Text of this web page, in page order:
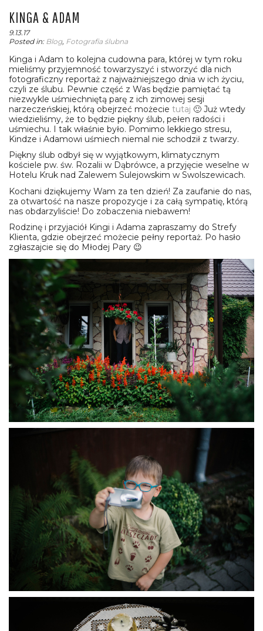
KINGA & ADAM
9.13.17
Posted in: Blog, Fotografia ślubna
Kinga i Adam to kolejna cudowna para, której w tym roku
mieliśmy przyjemność towarzyszyć i stworzyć dla nich
fotograficzny reportaż z najważniejszego dnia w ich życiu,
czyli ze ślubu. Pewnie część z Was będzie pamiętać tą
niezwykle uśmiechniętą parę z ich zimowej sesji
narzeczeńskiej, którą obejrzeć możecie tutaj 🙂 Już wtedy
wiedzieliśmy, że to będzie piękny ślub, pełen radości i
uśmiechu. I tak właśnie było. Pomimo lekkiego stresu,
Kindze i Adamowi uśmiech niemal nie schodził z twarzy.
Piękny ślub odbył się w wyjątkowym, klimatycznym
kościele pw. św. Rozalii w Dąbrówce, a przyjęcie weselne w
Hotelu Kruk nad Zalewem Sulejowskim w Swolszewicach.
Kochani dziękujemy Wam za ten dzień! Za zaufanie do nas,
za otwartość na nasze propozycje i za całą sympatię, którą
nas obdarzyliście! Do zobaczenia niebawem!
Rodzinę i przyjaciół Kingi i Adama zapraszamy do Strefy
Klienta, gdzie obejrzeć możecie pełny reportaż. Po hasło
zgłaszajcie się do Młodej Pary 😉